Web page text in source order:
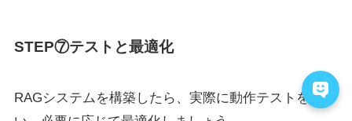
STEP⑦テストと最適化
RAGシステムを構築したら、実際に動作テストを行